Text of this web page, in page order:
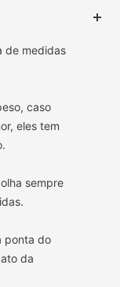
de medidas
caso
eles tem
sempre
ponta do
da